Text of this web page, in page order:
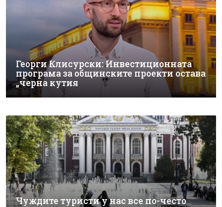
Георги Клисурски: Инвестиционната
програма за общинските проекти остава
„черна кутия
Чуждите туристи у нас все по-често